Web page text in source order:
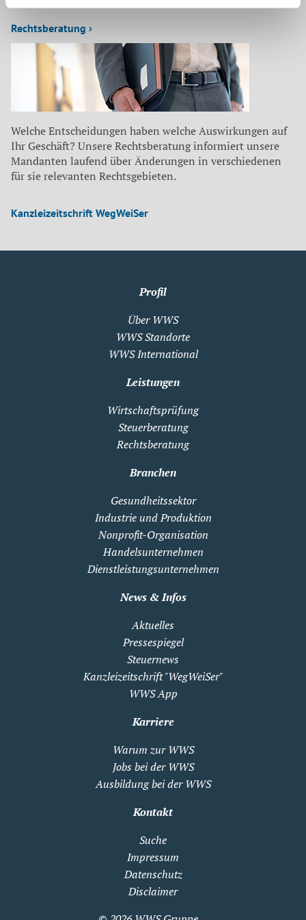
Rechtsberatung ›
Welche Entscheidungen haben welche Auswirkungen auf
Ihr Geschäft? Unsere Rechtsberatung informiert unsere
Mandanten laufend über Änderungen in verschiedenen
für sie relevanten Rechtsgebieten.
Kanzleizeitschrift WegWeiSer
Profil
Über WWS
WWS Standorte
WWS International
Leistungen
Wirtschaftsprüfung
Steuerberatung
Rechtsberatung
Branchen
Gesundheitssektor
Industrie und Produktion
Nonprofit-Organisation
Handelsunternehmen
Dienstleistungsunternehmen
News & Infos
Aktuelles
Pressespiegel
Steuernews
Kanzleizeitschrift "WegWeiSer"
WWS App
Karriere
Warum zur WWS
Jobs bei der WWS
Ausbildung bei der WWS
Kontakt
Suche
Impressum
Datenschutz
Disclaimer